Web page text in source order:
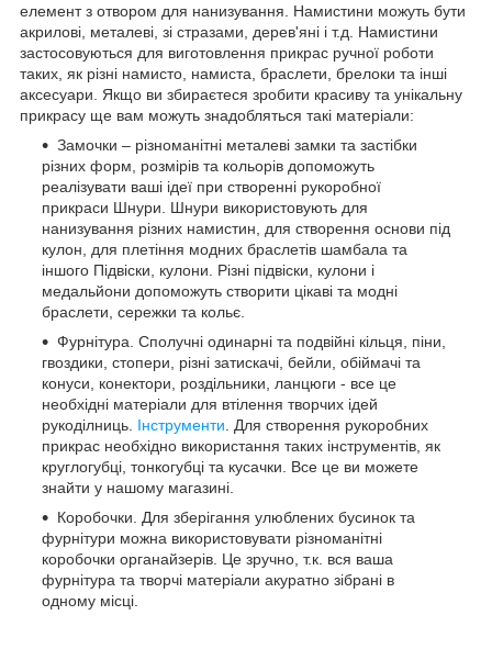
елемент з отвором для нанизування. Намистини можуть бути
акрилові, металеві, зі стразами, дерев'яні і т.д. Намистини
застосовуються для виготовлення прикрас ручної роботи
таких, як різні намисто, намиста, браслети, брелоки та інші
аксесуари. Якщо ви збираєтеся зробити красиву та унікальну
прикрасу ще вам можуть знадобляться такі матеріали:
Замочки – різноманітні металеві замки та застібки
різних форм, розмірів та кольорів допоможуть
реалізувати ваші ідеї при створенні рукоробної
прикраси Шнури. Шнури використовують для
нанизування різних намистин, для створення основи під
кулон, для плетіння модних браслетів шамбала та
іншого Підвіски, кулони. Різні підвіски, кулони і
медальйони допоможуть створити цікаві та модні
браслети, сережки та кольє.
Фурнітура. Сполучні одинарні та подвійні кільця, піни,
гвоздики, стопери, різні затискачі, бейли, обіймачі та
конуси, конектори, роздільники, ланцюги - все це
необхідні матеріали для втілення творчих ідей
рукоділниць. Інструменти . Для створення рукоробних
прикрас необхідно використання таких інструментів, як
круглогубці, тонкогубці та кусачки. Все це ви можете
знайти у нашому магазині.
Коробочки. Для зберігання улюблених бусинок та
фурнітури можна використовувати різноманітні
коробочки органайзерів. Це зручно, т.к. вся ваша
фурнітура та творчі матеріали акуратно зібрані в
одному місці.